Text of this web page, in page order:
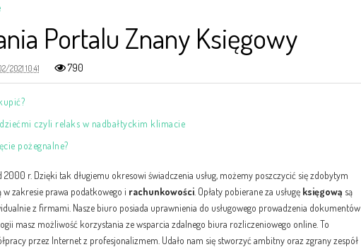
Portalu Znany Księgowy
2021 10:41 790
czyli relaks w nadbałtyckim klimacie
pożegnalne?
r. Dzięki tak długiemu okresowi świadczenia usług, możemy poszczycić się zdobytym
zakresie prawa podatkowego i rachunkowości. Opłaty pobierane za usługę księgową są
z firmami. Nasze biuro posiada uprawnienia do usługowego prowadzenia dokumentów
masz możliwość korzystania ze wsparcia zdalnego biura rozliczeniowego online. To
przez Internet z profesjonalizmem. Udało nam się stworzyć ambitny oraz zgrany zespół